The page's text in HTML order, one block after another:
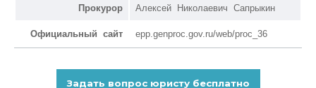
Прокурор Алексей Николаевич Сапрыкин
Официальный сайт epp.genproc.gov.ru/web/proc_36